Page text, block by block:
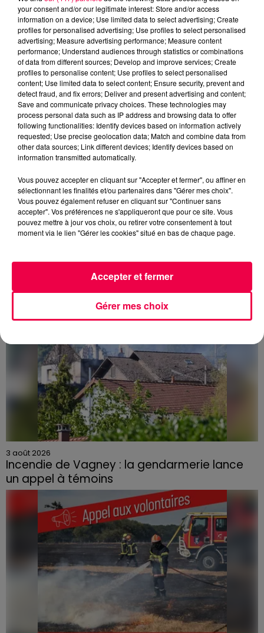
excès de plomb
Du plomb a été détecté dans deux assiettes en
céramique vendues entre 2020 et 2022 par Linvosges.
3 août 2026
PRÉVIFEUX : "il faut avoir une culture du risque"
3 août 2026
Incendie de Vagney : la gendarmerie lance
un appel à témoins
Le feu, parti d'une haie avant de se propager au
quartier résidentiel, avait détruit deux habitations et
contraint à l'évacuation d'une centaine de personnes.
your consent and/or our legitimate interest: Store and/or access
information on a device; Use limited data to select advertising; Create
profiles for personalised advertising; Use profiles to select personalised
advertising; Measure advertising performance; Measure content
performance; Understand audiences through statistics or combinations
of data from different sources; Develop and improve services; Create
profiles to personalise content; Use profiles to select personalised
content; Use limited data to select content; Ensure security, prevent and
detect fraud, and fix errors; Deliver and present advertising and content;
Save and communicate privacy choices. These technologies may
process personal data such as IP address and browsing data to offer
following functionalities: Identify devices based on information actively
requested; Use precise geolocation data; Match and combine data from
other data sources; Link different devices; Identify devices based on
information transmitted automatically.
Vous pouvez accepter en cliquant sur "Accepter et fermer", ou affiner en
sélectionnant les finalités et/ou partenaires dans "Gérer mes choix".
Vous pouvez également refuser en cliquant sur "Continuer sans
accepter". Vos préférences ne s'appliqueront que pour ce site. Vous
pouvez mettre à jour vos choix, ou retirer votre consentement à tout
moment via le lien "Gérer les cookies" situé en bas de chaque page.
Gérer mes choix
Accepter et fermer